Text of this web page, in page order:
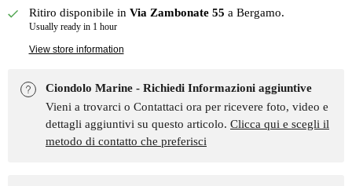
Ritiro disponibile in Via Zambonate 55 a Bergamo.
Usually ready in 1 hour
View store information
Ciondolo Marine - Richiedi Informazioni aggiuntive
Vieni a trovarci o Contattaci ora per ricevere foto, video e
dettagli aggiuntivi su questo articolo. Clicca qui e scegli il
metodo di contatto che preferisci